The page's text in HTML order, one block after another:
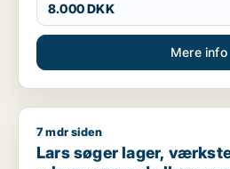
8.000 DKK
Mere info
Lars søger lager, værksted,
7 mdr siden
Lars søger lager,